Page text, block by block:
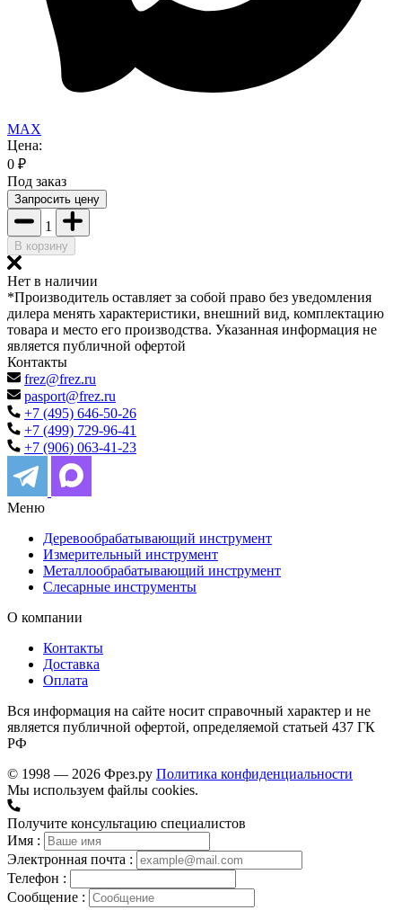
MAX
Цена:
0 ₽
Под заказ
Запросить цену
1
В корзину
Нет в наличии
*Производитель оставляет за собой право без уведомления
дилера менять характеристики, внешний вид, комплектацию
товара и место его производства. Указанная информация не
является публичной офертой
Контакты
frez@frez.ru
pasport@frez.ru
+7 (495) 646-50-26
+7 (499) 729-96-41
+7 (906) 063-41-23
Меню
Деревообрабатывающий инструмент
Измерительный инструмент
Металлообрабатывающий инструмент
Слесарные инструменты
О компании
Контакты
Доставка
Оплата
Вся информация на сайте носит справочный характер и не
является публичной офертой, определяемой статьей 437 ГК
РФ
© 1998 — 2026 Фрез.ру Политика конфиденциальности
Мы используем файлы cookies.
Получите консультацию специалистов
Имя :
Электронная почта :
Телефон :
Сообщение :